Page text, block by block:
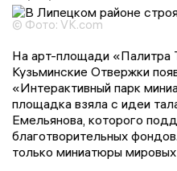
© Фото: VK.com
На арт-площади «Палитра
Кузьминские Отвержки
«Интерактивный парк
площадка взяла с идеи
Емельянова, которого
благотворительных
только миниатюры